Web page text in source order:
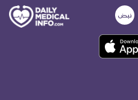
ديلي
ميديكال
انفو